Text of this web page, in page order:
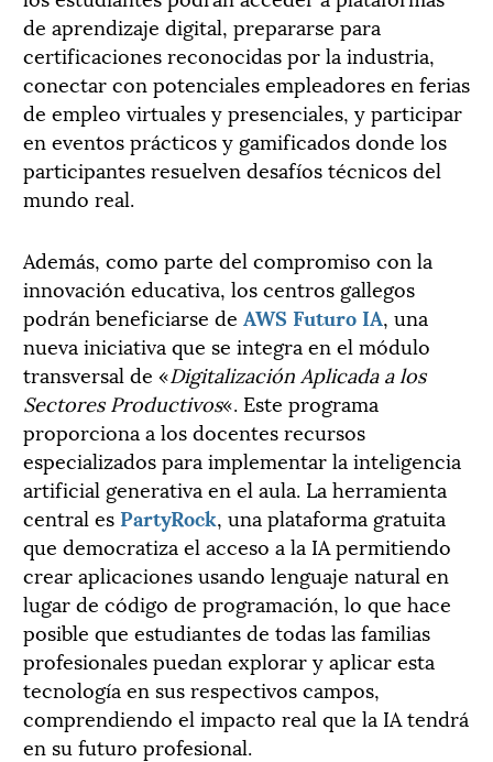
de aprendizaje digital, prepararse para
certificaciones reconocidas por la industria,
conectar con potenciales empleadores en ferias
de empleo virtuales y presenciales, y participar
en eventos prácticos y gamificados donde los
participantes resuelven desafíos técnicos del
mundo real.
Además, como parte del compromiso con la
innovación educativa, los centros gallegos
podrán beneficiarse de AWS Futuro IA, una
nueva iniciativa que se integra en el módulo
transversal de «Digitalización Aplicada a los
Sectores Productivos«. Este programa
proporciona a los docentes recursos
especializados para implementar la inteligencia
artificial generativa en el aula. La herramienta
central es PartyRock, una plataforma gratuita
que democratiza el acceso a la IA permitiendo
crear aplicaciones usando lenguaje natural en
lugar de código de programación, lo que hace
posible que estudiantes de todas las familias
profesionales puedan explorar y aplicar esta
tecnología en sus respectivos campos,
comprendiendo el impacto real que la IA tendrá
en su futuro profesional.